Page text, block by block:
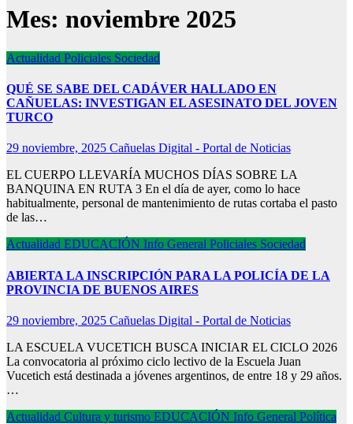
Mes: noviembre 2025
Actualidad Policiales Sociedad
QUÉ SE SABE DEL CADÁVER HALLADO EN
CAÑUELAS: INVESTIGAN EL ASESINATO DEL JOVEN
TURCO
29 noviembre, 2025 Cañuelas Digital - Portal de Noticias
EL CUERPO LLEVARÍA MUCHOS DÍAS SOBRE LA
BANQUINA EN RUTA 3 En el día de ayer, como lo hace
habitualmente, personal de mantenimiento de rutas cortaba el pasto
de las…
Actualidad EDUCACIÓN Info General Policiales Sociedad
ABIERTA LA INSCRIPCIÓN PARA LA POLICÍA DE LA
PROVINCIA DE BUENOS AIRES
29 noviembre, 2025 Cañuelas Digital - Portal de Noticias
LA ESCUELA VUCETICH BUSCA INICIAR EL CICLO 2026
La convocatoria al próximo ciclo lectivo de la Escuela Juan
Vucetich está destinada a jóvenes argentinos, de entre 18 y 29 años.
…
Actualidad Cultura y turismo EDUCACIÓN Info General Política